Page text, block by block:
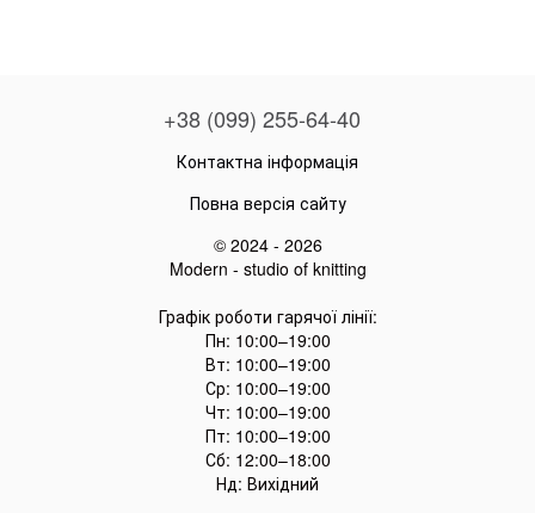
+38 (099) 255-64-40
Контактна інформація
Повна версія сайту
© 2024 - 2026
Modern - studio of knitting
Графік роботи гарячої лінії:
Пн: 10:00–19:00
Вт: 10:00–19:00
Ср: 10:00–19:00
Чт: 10:00–19:00
Пт: 10:00–19:00
Сб: 12:00–18:00
Нд: Вихідний